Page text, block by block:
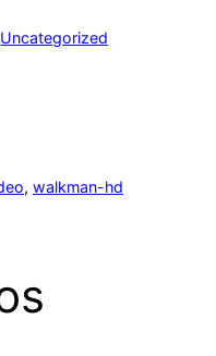
Uncategorized
, walkman-hd